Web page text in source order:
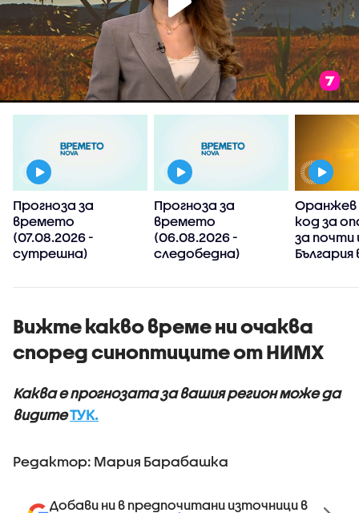
Прогноза за
времето
(07.08.2026 -
сутрешна)
Прогноза за
времето
(06.08.2026 -
следобедна)
Оранжев
код за
за почти
България
Вижте какво време ни очаква
според синоптиците от НИМХ
Каква е прогнозата за вашия регион може да
видитеТУК.
Редактор: Мария Барабашка
Добави ни в предпочитани източници в